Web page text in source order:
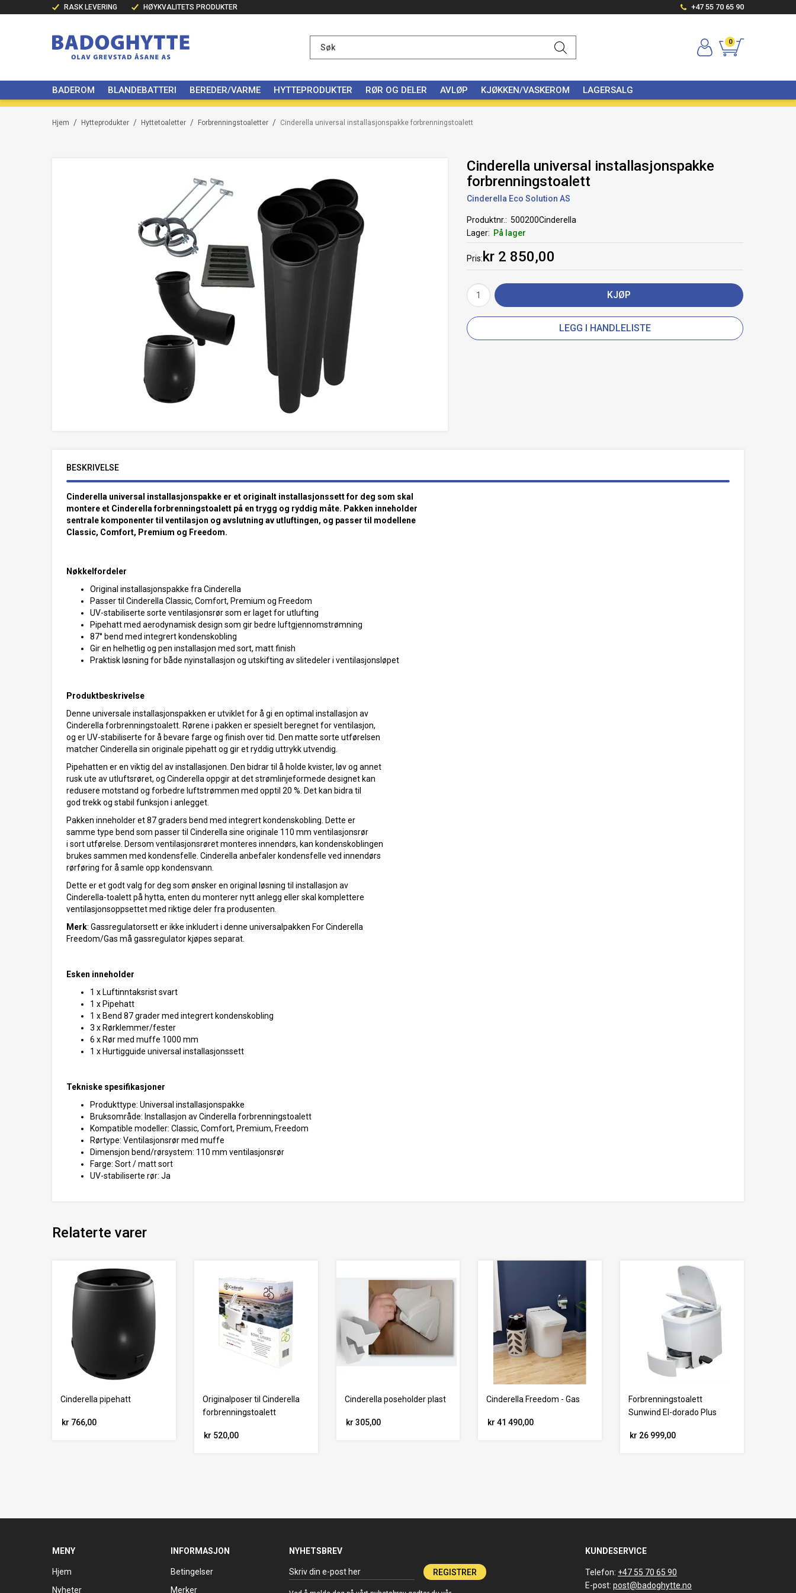
RASK LEVERING HØYKVALITETS PRODUKTER +47 55 70 65 90
0
BADEROM BLANDEBATTERI BEREDER/VARME HYTTEPRODUKTER RØR OG DELER AVLØP KJØKKEN/VASKEROM LAGERSALG
/
Hjem /
Hytteprodukter /
Hyttetoaletter /
Forbrenningstoaletter Cinderella universal installasjonspakke forbrenningstoalett
Cinderella universal installasjonspakke
forbrenningstoalett
Cinderella Eco Solution AS
Produktnr.
500200Cinderella
Lager
På lager
Pris kr 2 850,00
KJØP
LEGG I HANDLELISTE
BESKRIVELSE
Cinderella universal installasjonspakke er et originalt installasjonssett for deg som skal
montere et Cinderella forbrenningstoalett på en trygg og ryddig måte. Pakken inneholder
sentrale komponenter til ventilasjon og avslutning av utluftingen, og passer til modellene
Classic, Comfort, Premium og Freedom.
Nøkkelfordeler
Original installasjonspakke fra Cinderella
Passer til Cinderella Classic, Comfort, Premium og Freedom
UV-stabiliserte sorte ventilasjonsrør som er laget for utlufting
Pipehatt med aerodynamisk design som gir bedre luftgjennomstrømning
87° bend med integrert kondenskobling
Gir en helhetlig og pen installasjon med sort, matt finish
Praktisk løsning for både nyinstallasjon og utskifting av slitedeler i ventilasjonsløpet
Produktbeskrivelse
Denne universale installasjonspakken er utviklet for å gi en optimal installasjon av
Cinderella forbrenningstoalett. Rørene i pakken er spesielt beregnet for ventilasjon,
og er UV-stabiliserte for å bevare farge og finish over tid. Den matte sorte utførelsen
matcher Cinderella sin originale pipehatt og gir et ryddig uttrykk utvendig.
Pipehatten er en viktig del av installasjonen. Den bidrar til å holde kvister, løv og annet
rusk ute av utluftsrøret, og Cinderella oppgir at det strømlinjeformede designet kan
redusere motstand og forbedre luftstrømmen med opptil 20 %. Det kan bidra til
god trekk og stabil funksjon i anlegget.
Pakken inneholder et 87 graders bend med integrert kondenskobling. Dette er
samme type bend som passer til Cinderella sine originale 110 mm ventilasjonsrør
i sort utførelse. Dersom ventilasjonsrøret monteres innendørs, kan kondenskoblingen
brukes sammen med kondensfelle. Cinderella anbefaler kondensfelle ved innendørs
rørføring for å samle opp kondensvann.
Dette er et godt valg for deg som ønsker en original løsning til installasjon av
Cinderella-toalett på hytta, enten du monterer nytt anlegg eller skal komplettere
ventilasjonsoppsettet med riktige deler fra produsenten.
Merk: Gassregulatorsett er ikke inkludert i denne universalpakken For Cinderella
Freedom/Gas må gassregulator kjøpes separat.
Esken inneholder
1 x Luftinntaksrist svart
1 x Pipehatt
1 x Bend 87 grader med integrert kondenskobling
3 x Rørklemmer/fester
6 x Rør med muffe 1000 mm
1 x Hurtigguide universal installasjonssett
Tekniske spesifikasjoner
Produkttype: Universal installasjonspakke
Bruksområde: Installasjon av Cinderella forbrenningstoalett
Kompatible modeller: Classic, Comfort, Premium, Freedom
Rørtype: Ventilasjonsrør med muffe
Dimensjon bend/rørsystem: 110 mm ventilasjonsrør
Farge: Sort / matt sort
UV-stabiliserte rør: Ja
Relaterte varer
Cinderella pipehatt
kr 766,00
Originalposer til Cinderella
forbrenningstoalett
kr 520,00
Cinderella poseholder plast
kr 305,00
Cinderella Freedom - Gas
kr 41 490,00
Forbrenningstoalett
Sunwind El-dorado Plus
kr 26 999,00
MENY
Hjem
Nyheter
INFORMASJON
Betingelser
Merker
NYHETSBREV
REGISTRER
KUNDESERVICE
Telefon: +47 55 70 65 90
E-post: post@badoghytte.no